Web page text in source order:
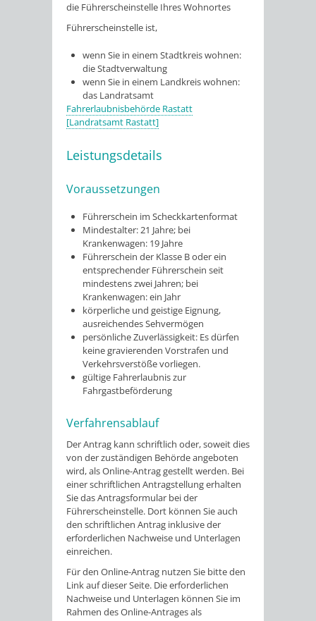
die Führerscheinstelle Ihres Wohnortes
Führerscheinstelle ist,
wenn Sie in einem Stadtkreis wohnen:
die Stadtverwaltung
wenn Sie in einem Landkreis wohnen:
das Landratsamt
Fahrerlaubnisbehörde Rastatt
[Landratsamt Rastatt]
Leistungsdetails
Voraussetzungen
Führerschein im Scheckkartenformat
Mindestalter: 21 Jahre; bei
Krankenwagen: 19 Jahre
Führerschein der Klasse B oder ein
entsprechender Führerschein seit
mindestens zwei Jahren; bei
Krankenwagen: ein Jahr
körperliche und geistige Eignung,
ausreichendes Sehvermögen
persönliche Zuverlässigkeit: Es dürfen
keine gravierenden Vorstrafen und
Verkehrsverstöße vorliegen.
gültige Fahrerlaubnis zur
Fahrgastbeförderung
Verfahrensablauf
Der Antrag kann schriftlich oder, soweit dies
von der zuständigen Behörde angeboten
wird, als Online-Antrag gestellt werden. Bei
einer schriftlichen Antragstellung erhalten
Sie das Antragsformular bei der
Führerscheinstelle. Dort können Sie auch
den schriftlichen Antrag inklusive der
erforderlichen Nachweise und Unterlagen
einreichen.
Für den Online-Antrag nutzen Sie bitte den
Link auf dieser Seite. Die erforderlichen
Nachweise und Unterlagen können Sie im
Rahmen des Online-Antrages als